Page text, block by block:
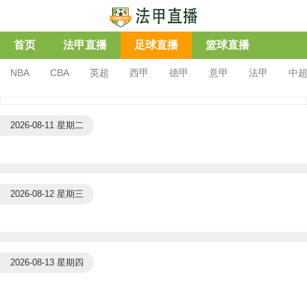
首页 法甲直播 足球直播 篮球直播
NBA CBA 英超 西甲 德甲 意甲 法甲 中超
2026-08-11 星期二
2026-08-12 星期三
2026-08-13 星期四